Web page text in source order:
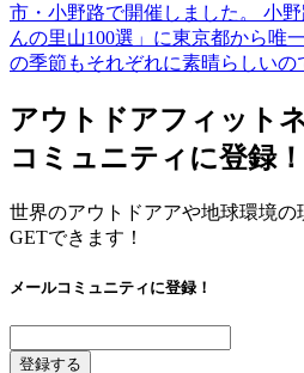
市・小野路で開催しました。 小
んの里山100選」に東京都から唯
の季節もそれぞれに素晴らしい
アウトドアフィット
コミュニティに登録！
世界のアウトドアアや地球環境
GETできます！
メールコミュニティに登録！